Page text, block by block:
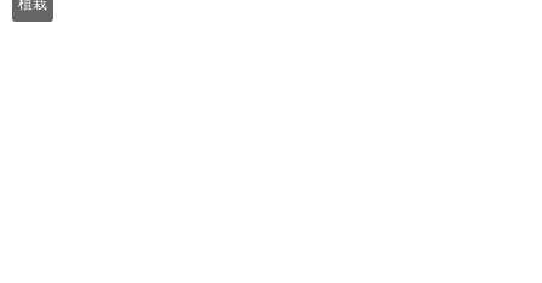
植栽